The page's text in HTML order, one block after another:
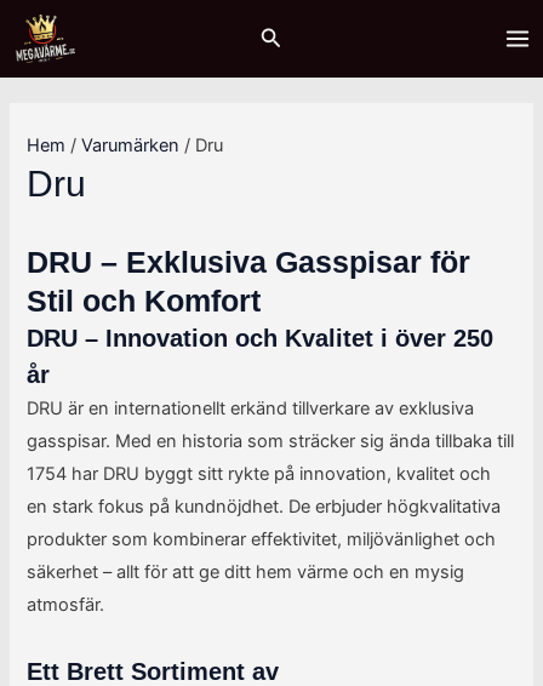
Hoppa
innehåll
Sök
Sök
M
i
r
i
Hem /Varumärken / Dru
Dru
DRU – Exklusiva Gasspisar för
Stil och Komfort
DRU – Innovation och Kvalitet i över 250
år
DRU är en internationellt erkänd tillverkare av exklusiva
gasspisar. Med en historia som sträcker sig ända tillbaka till
1754 har DRU byggt sitt rykte på innovation, kvalitet och
en stark fokus på kundnöjdhet. De erbjuder högkvalitativa
produkter som kombinerar effektivitet, miljövänlighet och
säkerhet – allt för att ge ditt hem värme och en mysig
atmosfär.
Ett Brett Sortiment av